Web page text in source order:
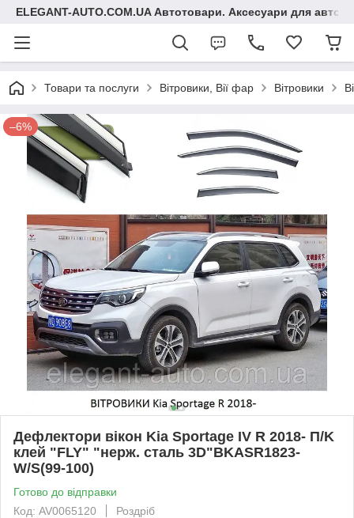
ELEGANT-AUTO.COM.UA Автотовари. Аксесуари для авто
Товари та послуги Вітровики, Вії фар Вітровики
–6%
Дефлектори вікон Kia Sportage IV R 2018- П/K
клей "FLY" "нерж. сталь 3D"BKASR1823-
W/S(99-100)
Готово до відправки
Код: AV0065120
Роздріб